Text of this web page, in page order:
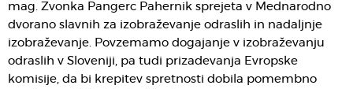
mag. Zvonka Pangerc Pahernik sprejeta v Mednarodno
dvorano slavnih za izobraževanje odraslih in nadaljnje
izobraževanje. Povzemamo dogajanje v izobraževanju
odraslih v Sloveniji, pa tudi prizadevanja Evropske
komisije, da bi krepitev spretnosti dobila pomembno